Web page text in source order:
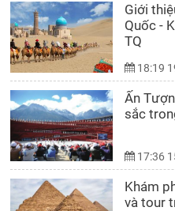
Giới
Quốc -
TQ
18:19
Ấn
sắc
17:36
Khám
và tour